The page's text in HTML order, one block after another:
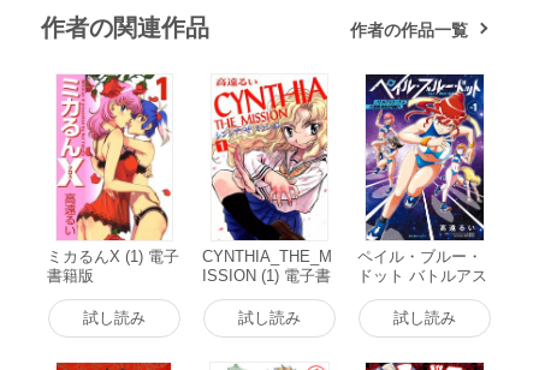
作者の関連作品 作者の作品一覧
ミカるんX (1) 電子
書籍版
試し読み
CYNTHIA_THE_M
ISSION (1) 電子書
籍版
試し読み
ペイル・ブルー・
ドット バトルアス
リーテス大運動会
ReSTART! (1) 電子
書籍版
試し読み